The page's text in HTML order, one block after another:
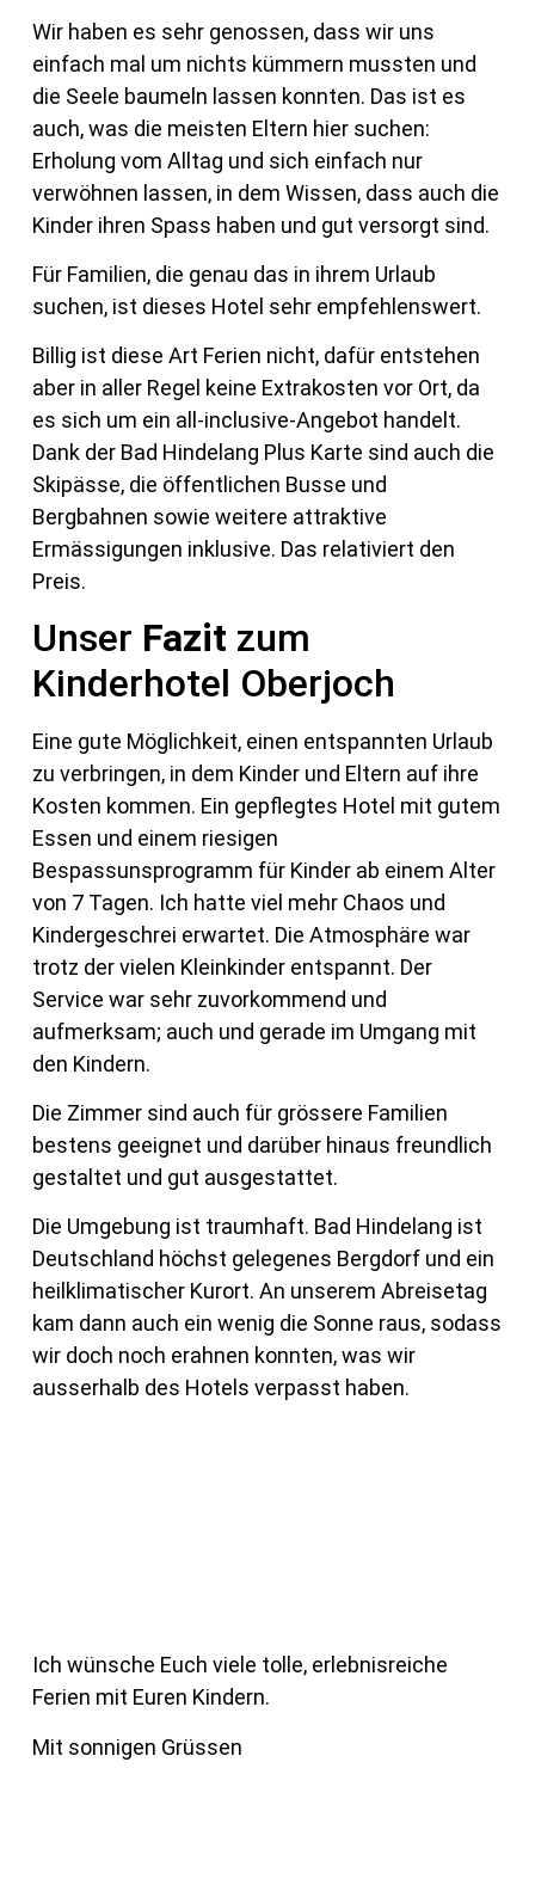
Wir haben es sehr genossen, dass wir uns
einfach mal um nichts kümmern mussten und
die Seele baumeln lassen konnten. Das ist es
auch, was die meisten Eltern hier suchen:
Erholung vom Alltag und sich einfach nur
verwöhnen lassen, in dem Wissen, dass auch die
Kinder ihren Spass haben und gut versorgt sind.
Für Familien, die genau das in ihrem Urlaub
suchen, ist dieses Hotel sehr empfehlenswert.
Billig ist diese Art Ferien nicht, dafür entstehen
aber in aller Regel keine Extrakosten vor Ort, da
es sich um ein all-inclusive-Angebot handelt.
Dank der Bad Hindelang Plus Karte sind auch die
Skipässe, die öffentlichen Busse und
Bergbahnen sowie weitere attraktive
Ermässigungen inklusive. Das relativiert den
Preis.
Unser Fazit zum
Kinderhotel Oberjoch
Eine gute Möglichkeit, einen entspannten Urlaub
zu verbringen, in dem Kinder und Eltern auf ihre
Kosten kommen. Ein gepflegtes Hotel mit gutem
Essen und einem riesigen
Bespassunsprogramm für Kinder ab einem Alter
von 7 Tagen. Ich hatte viel mehr Chaos und
Kindergeschrei erwartet. Die Atmosphäre war
trotz der vielen Kleinkinder entspannt. Der
Service war sehr zuvorkommend und
aufmerksam; auch und gerade im Umgang mit
den Kindern.
Die Zimmer sind auch für grössere Familien
bestens geeignet und darüber hinaus freundlich
gestaltet und gut ausgestattet.
Die Umgebung ist traumhaft. Bad Hindelang ist
Deutschland höchst gelegenes Bergdorf und ein
heilklimatischer Kurort. An unserem Abreisetag
kam dann auch ein wenig die Sonne raus, sodass
wir doch noch erahnen konnten, was wir
ausserhalb des Hotels verpasst haben.
Ich wünsche Euch viele tolle, erlebnisreiche
Ferien mit Euren Kindern.
Mit sonnigen Grüssen